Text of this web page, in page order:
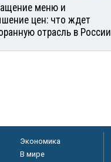
меню и
цен: что ждет
отрасль в России
Экономика
В мире